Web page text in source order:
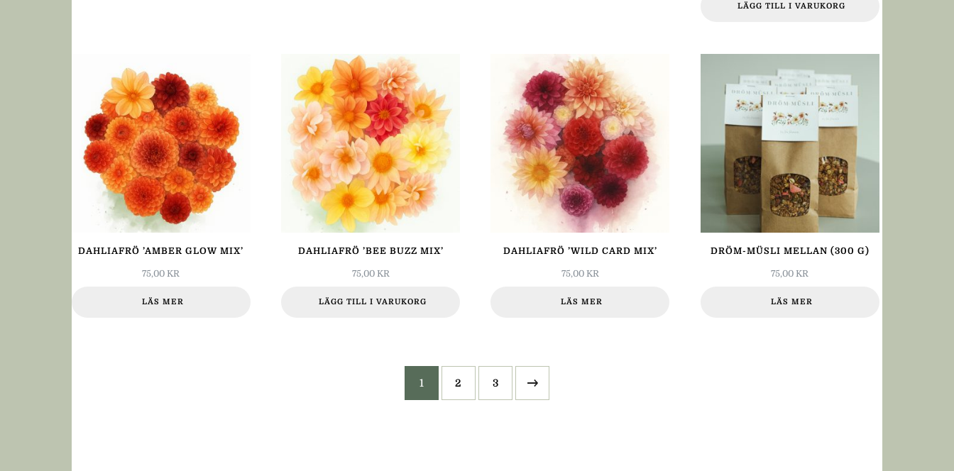
LÄGG TILL I VARUKORG
DAHLIAFRÖ ’AMBER GLOW MIX’
75,00KR
LÄS MER
DAHLIAFRÖ ’BEE BUZZ MIX’
75,00 KR
LÄGG TILL I VARUKORG
DAHLIAFRÖ ’WILD CARD MIX’
75,00 KR
LÄS MER
DRÖM-MÜSLI MELLAN (300 G)
75,00KR
LÄS MER
1 2 3